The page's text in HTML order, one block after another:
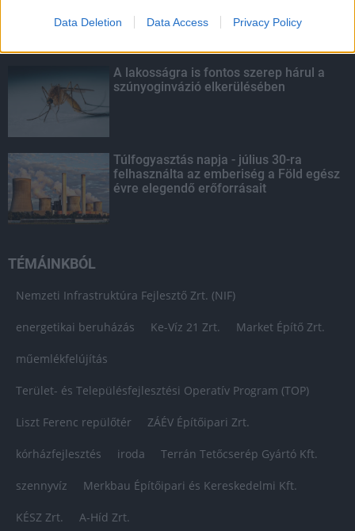
Data Deletion Data Access Privacy Policy
Egyetem
A lakosságra is fontos szerep hárul a
szúnyoginvázió elkerülésében
Túlfogyasztás napja - július 30-ra
felhasználta az emberiség a Föld egész
évre elegendő erőforrásait
TÉMÁINKBÓL
Nemzeti Infrastruktúra Fejlesztő Zrt. (NIF)
energetikai beruházás Ke-Víz 21 Zrt. Market Építő Zrt.
műemlékfelújítás
Terület- és Településfejlesztési Operatív Program (TOP)
Liszt Ferenc repülőtér ZÁÉV Építőipari Zrt.
kórházfejlesztés iroda Terrán Tetőcserép Gyártó Kft.
szennyvíz Merkbau Építőipari és Kereskedelmi Kft.
KÉSZ Zrt. A-Híd Zrt.